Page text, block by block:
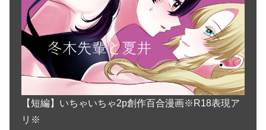
【短編】いちゃいちゃ2p創作百合漫画※R18表現ア
リ※